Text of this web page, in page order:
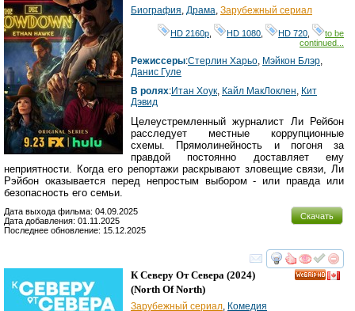
Биография Драма Зарубежный сериал
HD 2160р HD 1080 HD 720
to be
continued...
Режиссеры:Стерлин Харьо Мэйкон Блэр
Данис Гуле
В ролях:Итан Хоук Кайл МакЛоклен Кит
Дэвид
Целеустремленный журналист Ли Рейбон
расследует местные коррупционные
схемы. Прямолинейность и погоня за
правдой постоянно доставляет ему
неприятности. Когда его репортажи раскрывают зловещие связи, Ли
Рэйбон оказывается перед непростым выбором - или правда или
безопасность его семьи.
Скачать
Дата выхода фильма: 04.09.2025
Дата добавления: 01.11.2025
Последнее обновление: 15.12.2025
смотреть
К Северу От Севера (2024)
(North Of North)
Зарубежный сериал, Комедия